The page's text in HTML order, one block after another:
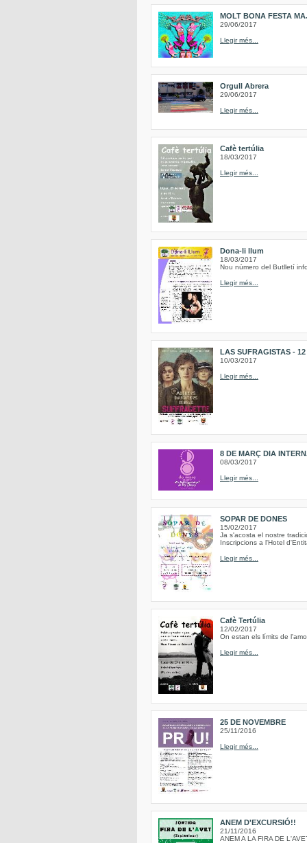
MOLT BONA FESTA
29/06/2017
Llegir més...
Orgull Abrera
29/06/2017
Llegir més...
Cafè tertúlia
18/03/2017
Llegir més...
Dona-li llum
18/03/2017
Nou número del Butlletí
Llegir més...
LAS SUFRAGISTAS -
10/03/2017
Llegir més...
8 DE MARÇ DIA
08/03/2017
Llegir més...
SOPAR DE DONES
15/02/2017
Ja s'acosta el nostre
Inscripcions a l'Hotel
Llegir més...
Cafè Tertúlia
12/02/2017
On estan els límits de
Llegir més...
25 DE NOVEMBRE
25/11/2016
Llegir més...
ANEM D'EXCURSIÓ!!
21/11/2016
ANEM A LA FIRA DE